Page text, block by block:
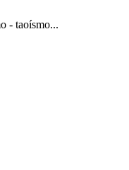
- taoísmo...